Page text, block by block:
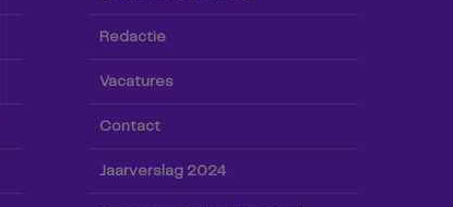
Redactie
Vacatures
Contact
Jaarverslag 2024